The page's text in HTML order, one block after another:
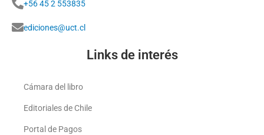
+56 45 2 553835
ediciones@uct.cl
Links de interés
Cámara del libro
Editoriales de Chile
Portal de Pagos